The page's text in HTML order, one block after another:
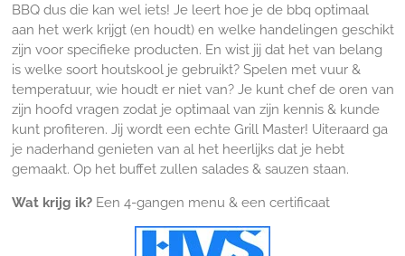
BBQ dus die kan wel iets! Je leert hoe je de bbq optimaal
aan het werk krijgt (en houdt) en welke handelingen geschikt
zijn voor specifieke producten. En wist jij dat het van belang
is welke soort houtskool je gebruikt? Spelen met vuur &
temperatuur, wie houdt er niet van? Je kunt chef de oren van
zijn hoofd vragen zodat je optimaal van zijn kennis & kunde
kunt profiteren. Jij wordt een echte Grill Master! Uiteraard ga
je naderhand genieten van al het heerlijks dat je hebt
gemaakt. Op het buffet zullen salades & sauzen staan.
Wat krijg ik? Een 4-gangen menu & een certificaat